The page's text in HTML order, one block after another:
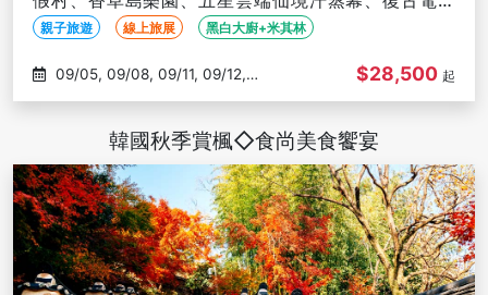
車、米其林饗宴-高雄出發
親子旅遊 線上旅展 黑白大廚+米其林
09/15
$28,500 起
韓國秋季賞楓◇食尚美食饗宴